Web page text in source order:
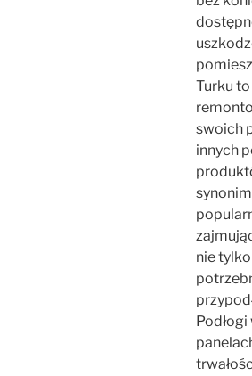
Turku
swoich
innych
nie